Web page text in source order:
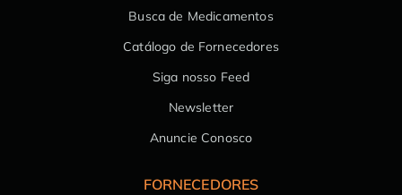
Busca de Medicamentos
Catálogo de Fornecedores
Siga nosso Feed
Newsletter
Anuncie Conosco
FORNECEDORES